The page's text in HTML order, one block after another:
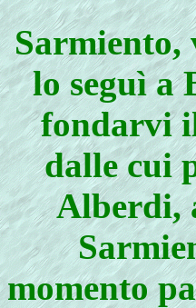
Sarmiento,
lo seguì a
fondarvi
dalle cui
Alberdi,
momento